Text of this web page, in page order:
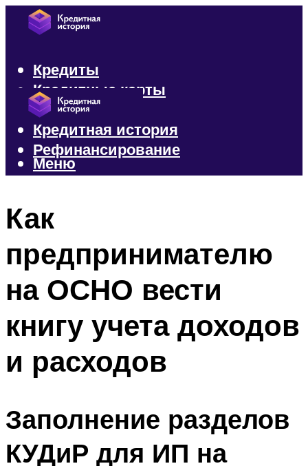
Кредиты
Кредитные карты
Микрозаймы
Кредитная история
Рефинансирование
Меню
Как
предпринимателю
на ОСНО вести
книгу учета доходов
и расходов
Заполнение разделов
КУДиР для ИП на